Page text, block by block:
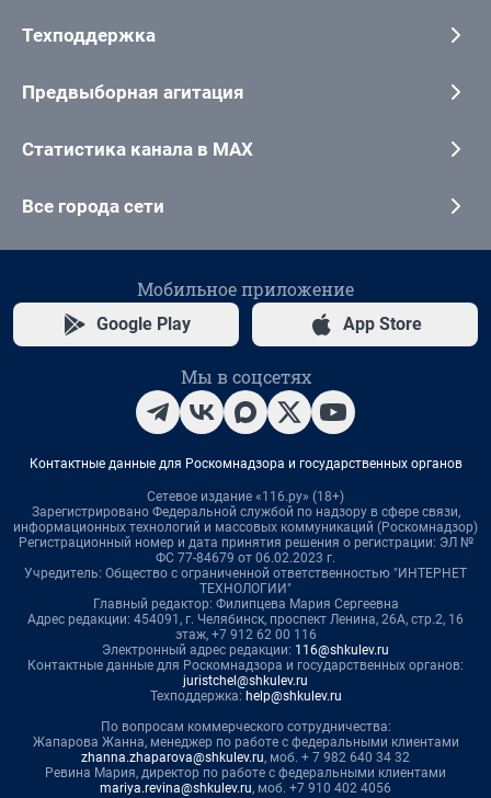
Техподдержка
Предвыборная агитация
Статистика канала в MAX
Все города сети
Мобильное приложение
Google Play App Store
Мы в соцсетях
Контактные данные для Роскомнадзора и государственных органов
Сетевое издание «116.ру» (18+)
Зарегистрировано Федеральной службой по надзору в сфере связи,
информационных технологий и массовых коммуникаций (Роскомнадзор)
Регистрационный номер и дата принятия решения о регистрации: ЭЛ №
ФС 77-84679 от 06.02.2023 г.
Учредитель: Общество с ограниченной ответственностью "ИНТЕРНЕТ
ТЕХНОЛОГИИ"
Главный редактор: Филипцева Мария Сергеевна
Адрес редакции: 454091, г. Челябинск, проспект Ленина, 26А, стр.2, 16
этаж, +7 912 62 00 116
Электронный адрес редакции: 116@shkulev.ru
Контактные данные для Роскомнадзора и государственных органов:
juristchel@shkulev.ru
Техподдержка: help@shkulev.ru
По вопросам коммерческого сотрудничества:
Жапарова Жанна, менеджер по работе с федеральными клиентами
zhanna.zhaparova@shkulev.ru, моб. + 7 982 640 34 32
Ревина Мария, директор по работе с федеральными клиентами
mariya.revina@shkulev.ru, моб. +7 910 402 4056